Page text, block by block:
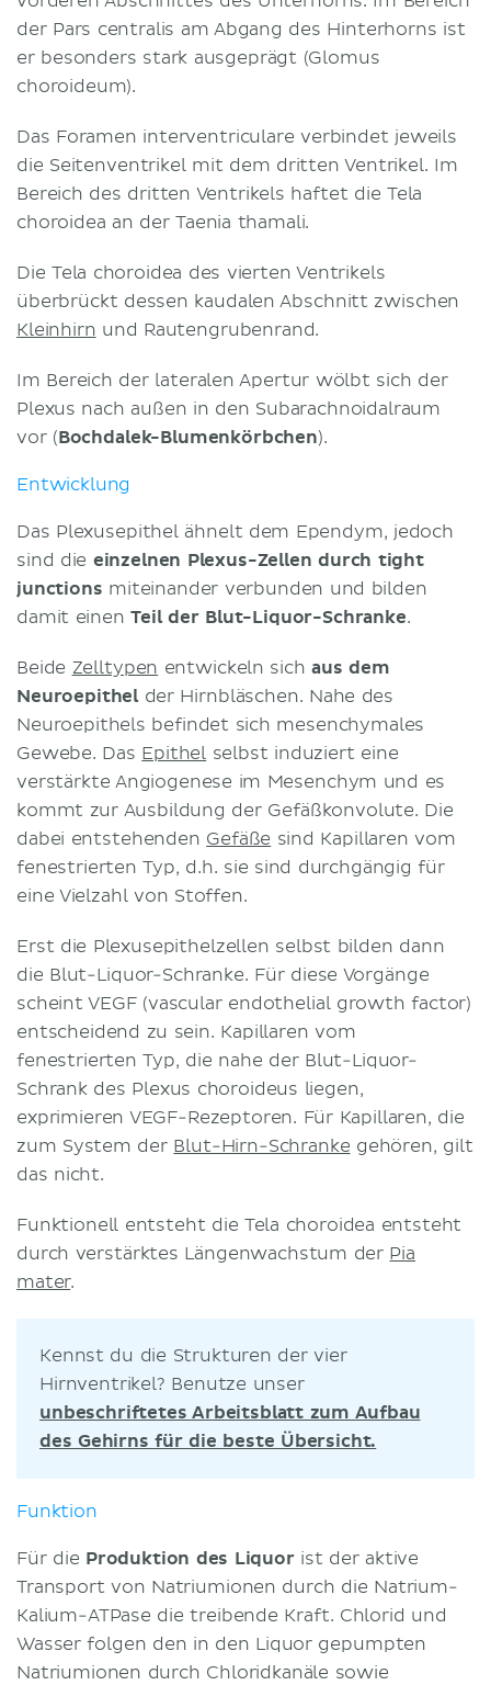
der Pars centralis am Abgang des Hinterhorns ist
er besonders stark ausgeprägt (Glomus
choroideum).
Das Foramen interventriculare verbindet jeweils
die Seitenventrikel mit dem dritten Ventrikel. Im
Bereich des dritten Ventrikels haftet die Tela
choroidea an der Taenia thamali.
Die Tela choroidea des vierten Ventrikels
überbrückt dessen kaudalen Abschnitt zwischen
Kleinhirn und Rautengrubenrand.
Im Bereich der lateralen Apertur wölbt sich der
Plexus nach außen in den Subarachnoidalraum
vor (Bochdalek-Blumenkörbchen).
Entwicklung
Das Plexusepithel ähnelt dem Ependym, jedoch
sind die einzelnen Plexus-Zellen durch tight
junctions miteinander verbunden und bilden
damit einenTeil der Blut-Liquor-Schranke.
Beide Zelltypen entwickeln sichaus dem
Neuroepithelder Hirnbläschen. Nahe des
Neuroepithels befindet sich mesenchymales
Gewebe. Das Epithel selbst induziert eine
verstärkte Angiogenese im Mesenchym und es
kommt zur Ausbildung der Gefäßkonvolute. Die
dabei entstehenden Gefäße sind Kapillaren vom
fenestrierten Typ, d.h. sie sind durchgängig für
eine Vielzahl von Stoffen.
Erst die Plexusepithelzellen selbst bilden dann
die Blut-Liquor-Schranke. Für diese Vorgänge
scheint VEGF (vascular endothelial growth factor)
entscheidend zu sein. Kapillaren vom
fenestrierten Typ, die nahe der Blut-Liquor-
Schrank des Plexus choroideus liegen,
exprimieren VEGF-Rezeptoren. Für Kapillaren, die
zum System der Blut-Hirn-Schranke gehören, gilt
das nicht.
Funktionell entsteht die Tela choroidea entsteht
durch verstärktes Längenwachstum der Pia
mater.
Kennst du die Strukturen der vier
Hirnventrikel? Benutze unser
unbeschriftetes Arbeitsblatt zum Aufbau
des Gehirns für die beste Übersicht.
Funktion
Für die Produktion des Liquorist der aktive
Transport von Natriumionen durch die Natrium-
Kalium-ATPase die treibende Kraft. Chlorid und
Wasser folgen den in den Liquor gepumpten
Natriumionen durch Chloridkanäle sowie